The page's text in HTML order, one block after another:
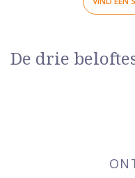
De drie